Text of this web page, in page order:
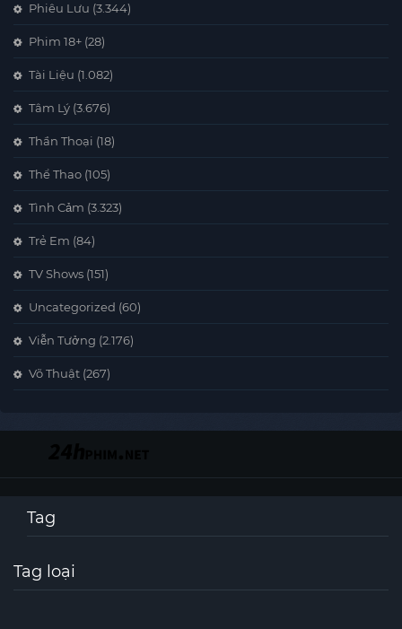
Phiêu Lưu (3.344)
Phim 18+ (28)
Tài Liệu (1.082)
Tâm Lý (3.676)
Thần Thoại (18)
Thể Thao (105)
Tình Cảm (3.323)
Trẻ Em (84)
TV Shows (151)
Uncategorized (60)
Viễn Tưởng (2.176)
Võ Thuật (267)
Tag
Tag loại